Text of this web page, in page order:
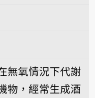
無氧情況下代謝
物，經常生成酒